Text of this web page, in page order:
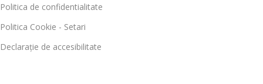
Politica de confidentialitate
Politica Cookie - Setari
Declarație de accesibilitate